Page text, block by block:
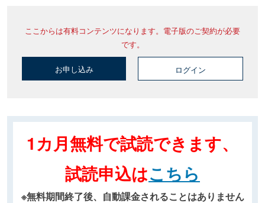
ここからは有料コンテンツになります。電子版のご契約が必要
です。
お申し込み ログイン
1カ月無料で試読できます、
試読申込はこちら
※無料期間終了後、自動課金されることはありません